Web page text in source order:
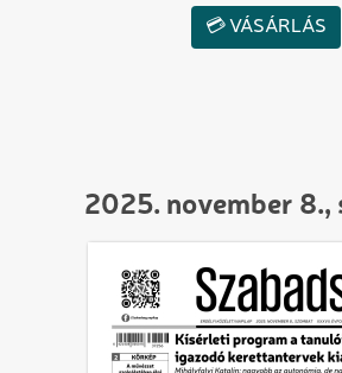
💳 VÁSÁRLÁS
2025. november 8.,